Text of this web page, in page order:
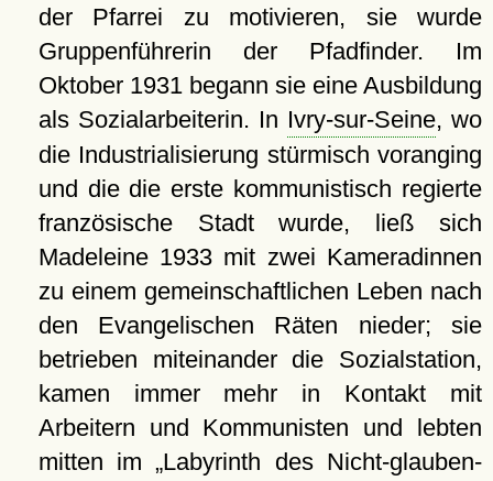
der Pfarrei zu motivieren, sie wurde
Gruppenführerin der Pfadfinder. Im
Oktober 1931 begann sie eine Ausbildung
als Sozialarbeiterin. In Ivry-sur-Seine, wo
die Industrialisierung stürmisch voranging
und die die erste kommunistisch regierte
französische Stadt wurde, ließ sich
Madeleine 1933 mit zwei Kameradinnen
zu einem gemeinschaftlichen Leben nach
den Evangelischen Räten nieder; sie
betrieben miteinander die Sozialstation,
kamen immer mehr in Kontakt mit
Arbeitern und Kommunisten und lebten
mitten im Labyrinth des Nicht-glauben-